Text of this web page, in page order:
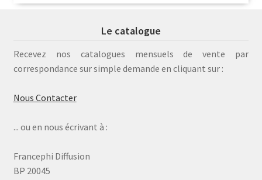
Le catalogue
Recevez nos catalogues mensuels de vente par
correspondance sur simple demande en cliquant sur :
Nous Contacter
... ou en nous écrivant à :
Francephi Diffusion
BP 20045